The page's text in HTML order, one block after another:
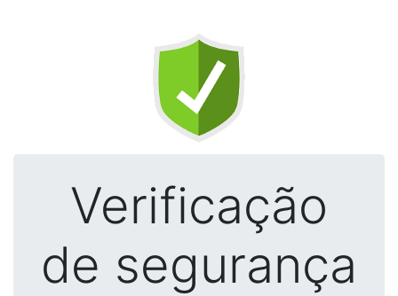
Verificação
de segurança